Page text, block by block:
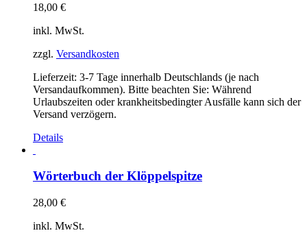
18,00 €
inkl. MwSt.
zzgl. Versandkosten
Lieferzeit: 3-7 Tage innerhalb Deutschlands (je nach
Versandaufkommen). Bitte beachten Sie: Während
Urlaubszeiten oder krankheitsbedingter Ausfälle kann sich der
Versand verzögern.
Details
Wörterbuch der Klöppelspitze
28,00 €
inkl. MwSt.